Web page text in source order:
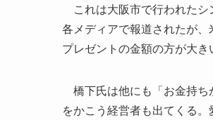
これは大阪市で行われたシ
各メディアで報道されたが
プレゼントの金額の方が大
橋下氏は他にも「お金持ち
をかこう経営者も出てくる